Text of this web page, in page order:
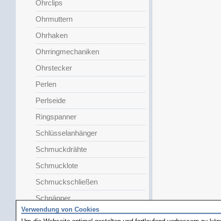
Ohrclips
Ohrmuttern
Ohrhaken
Ohrringmechaniken
Ohrstecker
Perlen
Perlseide
Ringspanner
Schlüsselanhänger
Schmuckdrähte
Schmucklote
Schmuckschließen
Schnäpper
Sicherheitskettchen
Verwendung von Cookies